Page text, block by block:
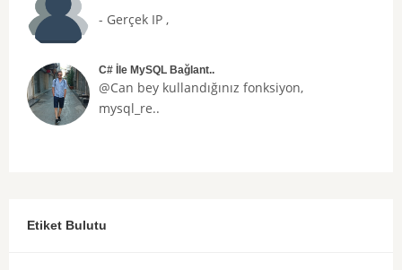
- Gerçek IP ,
C# İle MySQL Bağlant..
@Can bey kullandığınız fonksiyon,
mysql_re..
Etiket Bulutu